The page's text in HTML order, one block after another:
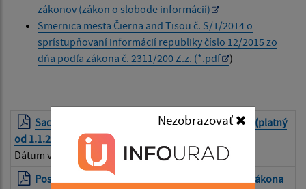
zákonov (zákon o slobode informácií)
Smernica mesta Čierna and Tisou č. S/1/2014 o
sprístupňovaní informácií republiky číslo 12/2015 zo
dňa podľa zákona č. 2311/200 Z.z. (*.pdf
)
Sadzobník úhrad za sprístupňovanie informácií (platný
od 1.1.2009)
| PDF | 0.03 Mb
Dátum vyvesenia: 28.06.2024
Postup Mesta pri poskytovaní informácií podľa zákona
Nezobrazovať